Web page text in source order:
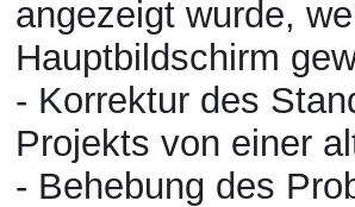
angezeigt wurde,
Hauptbildschirm
- Korrektur des
Projekts von einer
- Behebung des